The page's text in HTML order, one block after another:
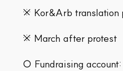
※ Kor&Arb translation
※ March after protest
○ Fundraising